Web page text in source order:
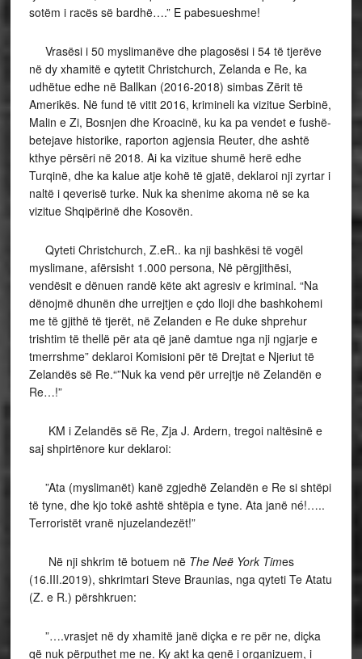
sotëm i racës së bardhë….” E pabesueshme!
Vrasësi i 50 myslimanëve dhe plagosësi i 54 të tjerëve
në dy xhamitë e qytetit Christchurch, Zelanda e Re, ka
udhëtue edhe në Ballkan (2016-2018) simbas Zërit të
Amerikës. Në fund të vitit 2016, krimineli ka vizitue Serbinë,
Malin e Zi, Bosnjen dhe Kroacinë, ku ka pa vendet e fushë-
betejave historike, raporton agjensia Reuter, dhe ashtë
kthye përsëri në 2018. Ai ka vizitue shumë herë edhe
Turqinë, dhe ka kalue atje kohë të gjatë, deklaroi nji zyrtar i
naltë i qeverisë turke. Nuk ka shenime akoma në se ka
vizitue Shqipërinë dhe Kosovën.
Qyteti Christchurch, Z.eR.. ka nji bashkësi të vogël
myslimane, afërsisht 1.000 persona, Në përgjithësi,
vendësit e dënuen randë këte akt agresiv e kriminal. “Na
dënojmë dhunën dhe urrejtjen e çdo lloji dhe bashkohemi
me të gjithë të tjerët, në Zelanden e Re duke shprehur
trishtim të thellë për ata që janë damtue nga nji ngjarje e
tmerrshme” deklaroi Komisioni për të Drejtat e Njeriut të
Zelandës së Re.“”Nuk ka vend për urrejtje në Zelandën e
Re…!”
KM i Zelandës së Re, Zja J. Ardern, tregoi naltësinë e
saj shpirtënore kur deklaroi:
”Ata (myslimanët) kanë zgjedhë Zelandën e Re si shtëpi
të tyne, dhe kjo tokë ashtë shtëpia e tyne. Ata janë né!…..
Terroristët vranë njuzelandezët!”
Në nji shkrim të botuem në The Neë York Times
(16.III.2019), shkrimtari Steve Braunias, nga qyteti Te Atatu
(Z. e R.) përshkruen:
”….vrasjet në dy xhamitë janë diçka e re për ne, diçka
që nuk përputhet me ne. Ky akt ka qenë i organizuem, i